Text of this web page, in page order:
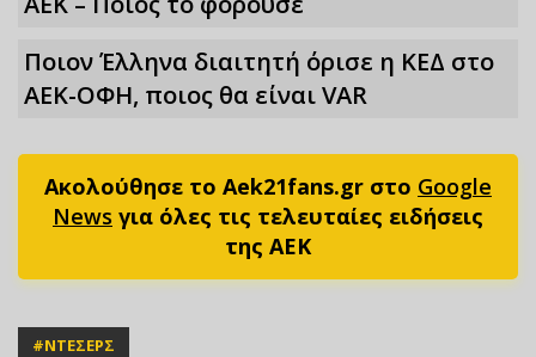
Ποιον Έλληνα διαιτητή όρισε η ΚΕΔ στο
ΑΕΚ-ΟΦΗ, ποιος θα είναι VAR
Ακολούθησε το Aek21fans.gr στο Google
News για όλες τις τελευταίες ειδήσεις
της ΑΕΚ
#ΝΤΕΣΕΡΣ